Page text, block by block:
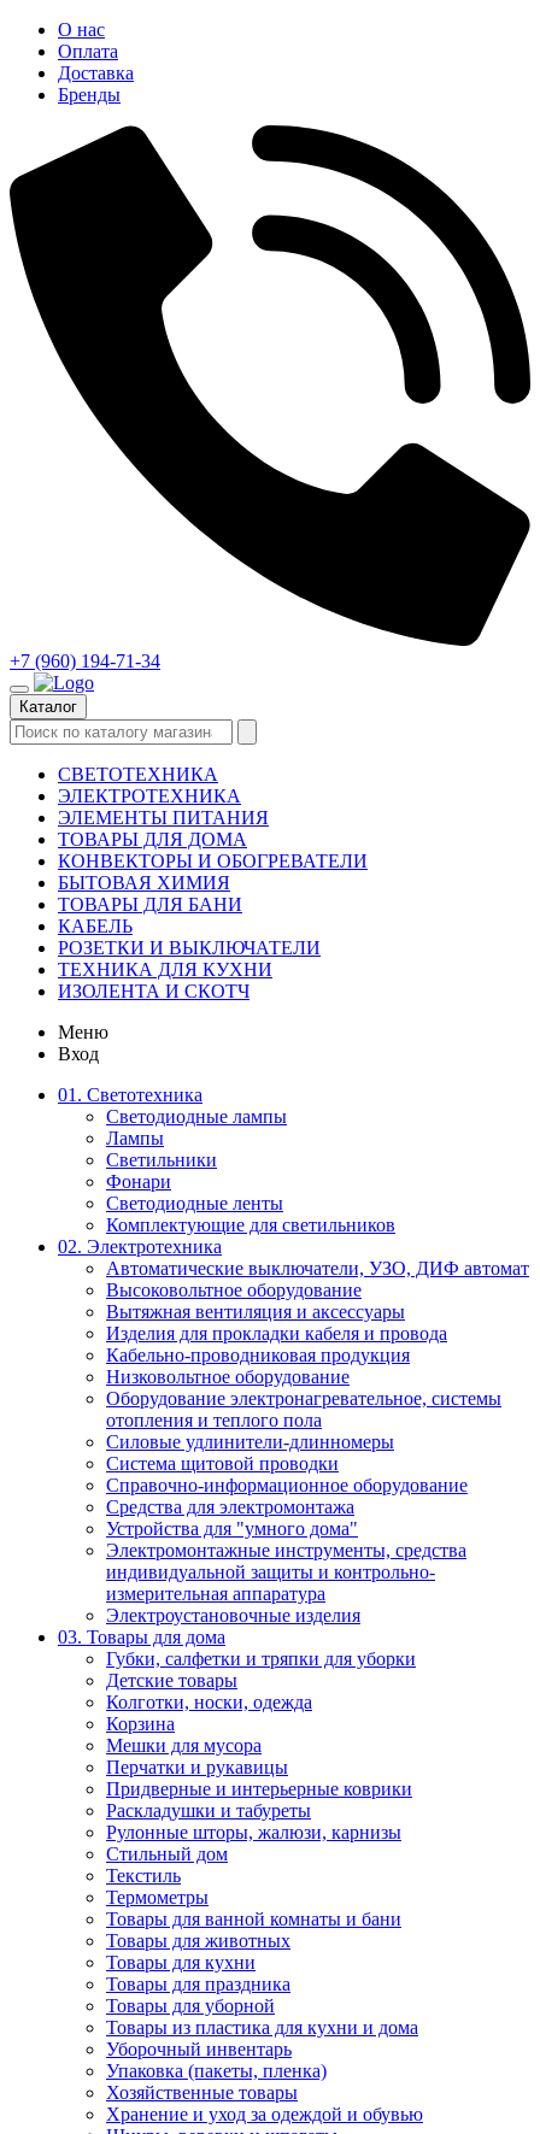
О нас
Оплата
Доставка
Бренды
+7 (960) 194-71-34
Каталог
СВЕТОТЕХНИКА
ЭЛЕКТРОТЕХНИКА
ЭЛЕМЕНТЫ ПИТАНИЯ
ТОВАРЫ ДЛЯ ДОМА
КОНВЕКТОРЫ И ОБОГРЕВАТЕЛИ
БЫТОВАЯ ХИМИЯ
ТОВАРЫ ДЛЯ БАНИ
КАБЕЛЬ
РОЗЕТКИ И ВЫКЛЮЧАТЕЛИ
ТЕХНИКА ДЛЯ КУХНИ
ИЗОЛЕНТА И СКОТЧ
Меню
Вход
01. Светотехника
Светодиодные лампы
Лампы
Светильники
Фонари
Светодиодные ленты
Комплектующие для светильников
02. Электротехника
Автоматические выключатели, УЗО, ДИФ автомат
Высоковольтное оборудование
Вытяжная вентиляция и аксессуары
Изделия для прокладки кабеля и провода
Кабельно-проводниковая продукция
Низковольтное оборудование
Оборудование электронагревательное, системы
отопления и теплого пола
Силовые удлинители-длинномеры
Система щитовой проводки
Справочно-информационное оборудование
Средства для электромонтажа
Устройства для "умного дома"
Электромонтажные инструменты, средства
индивидуальной защиты и контрольно-
измерительная аппаратура
Электроустановочные изделия
03. Товары для дома
Губки, салфетки и тряпки для уборки
Детские товары
Колготки, носки, одежда
Корзина
Мешки для мусора
Перчатки и рукавицы
Придверные и интерьерные коврики
Раскладушки и табуреты
Рулонные шторы, жалюзи, карнизы
Стильный дом
Текстиль
Термометры
Товары для ванной комнаты и бани
Товары для животных
Товары для кухни
Товары для праздника
Товары для уборной
Товары из пластика для кухни и дома
Уборочный инвентарь
Упаковка (пакеты, пленка)
Хозяйственные товары
Хранение и уход за одеждой и обувью